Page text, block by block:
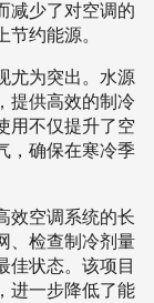
减少了对空调的
约能源。
尤为突出。水源
提供高效的制冷
用不仅提升了空
，确保在寒冷季
效空调系统的长
、检查制冷剂量
佳状态。该项目
进一步降低了能